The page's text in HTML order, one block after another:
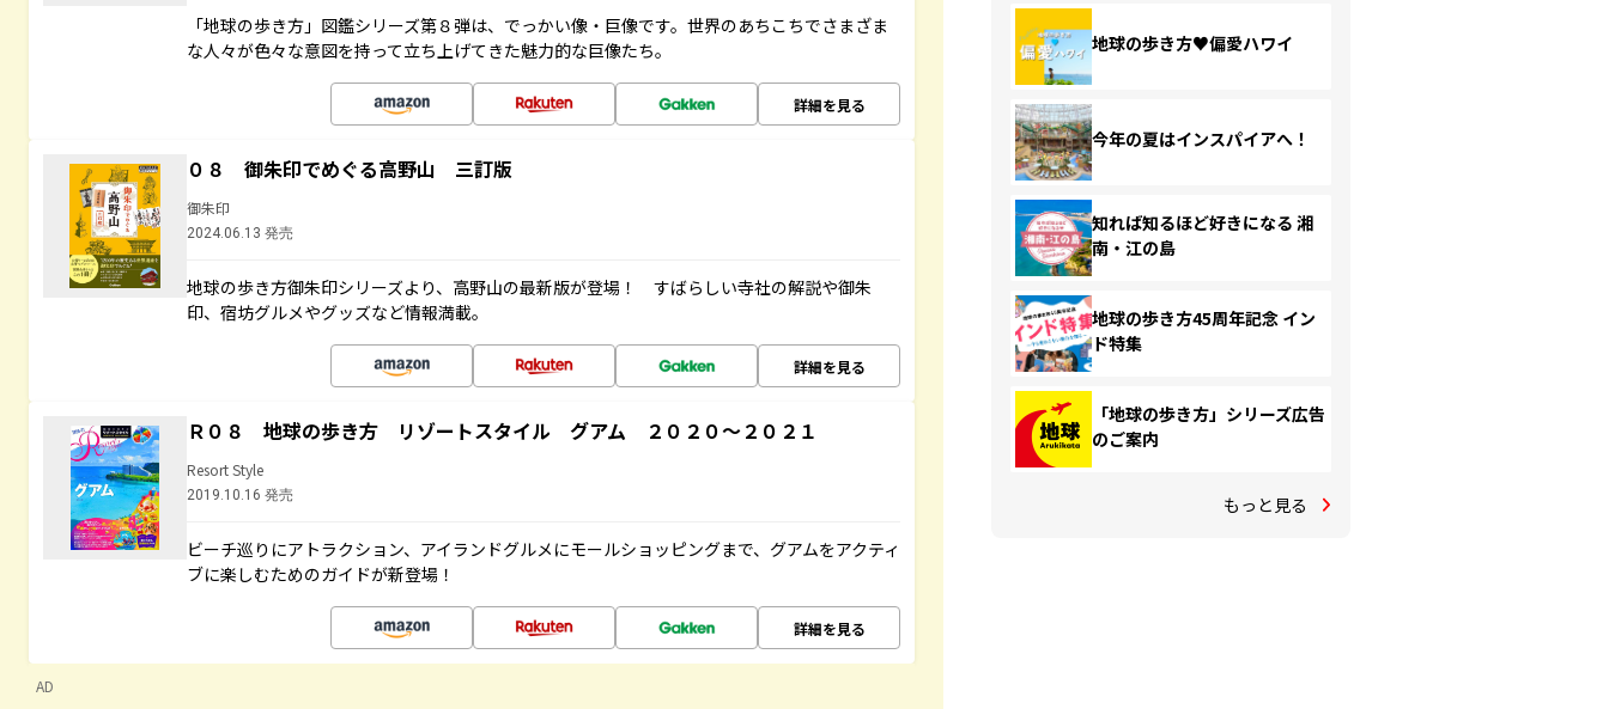
「地球の歩き方」図鑑シリーズ第８弾は、でっかい像・巨像です。世界のあちこちでさまざま
な人々が色々な意図を持って立ち上げてきた魅力的な巨像たち。
詳細を見る
０８ 御朱印でめぐる高野山 三訂版
御朱印
2024.06.13 発売
地球の歩き方御朱印シリーズより、高野山の最新版が登場！ すばらしい寺社の解説や御朱
印、宿坊グルメやグッズなど情報満載。
詳細を見る
Ｒ０８ 地球の歩き方 リゾートスタイル グアム ２０２０～２０２１
Resort Style
2019.10.16 発売
ビーチ巡りにアトラクション、アイランドグルメにモールショッピングまで、グアムをアクティ
ブに楽しむためのガイドが新登場！
詳細を見る
AD
地球の歩き方♥偏愛ハワイ
今年の夏はインスパイアへ！
知れば知るほど好きになる 湘
南・江の島
地球の歩き方45周年記念 イン
ド特集
「地球の歩き方」シリーズ広告
のご案内
もっと見る